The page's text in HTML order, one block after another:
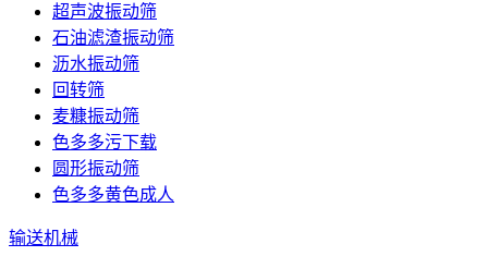
超声波振动筛
石油滤渣振动筛
沥水振动筛
回转筛
麦糠振动筛
色多多污下载
圆形振动筛
色多多黄色成人
输送机械